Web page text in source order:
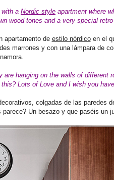
a Nordic style apartment where
wood tones and a very special retro
apartamento de estilo nórdicoen el
marrones y con una lámpara de
hanging on the walls of different
this? Lots of Love and I wish you
colgadas de las paredes
Un besazo y que paséis un